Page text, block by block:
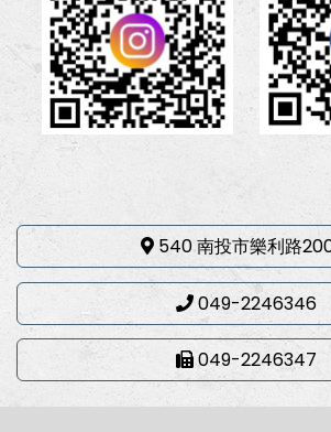
540 南投市樂利路
049-2246346
049-2246347